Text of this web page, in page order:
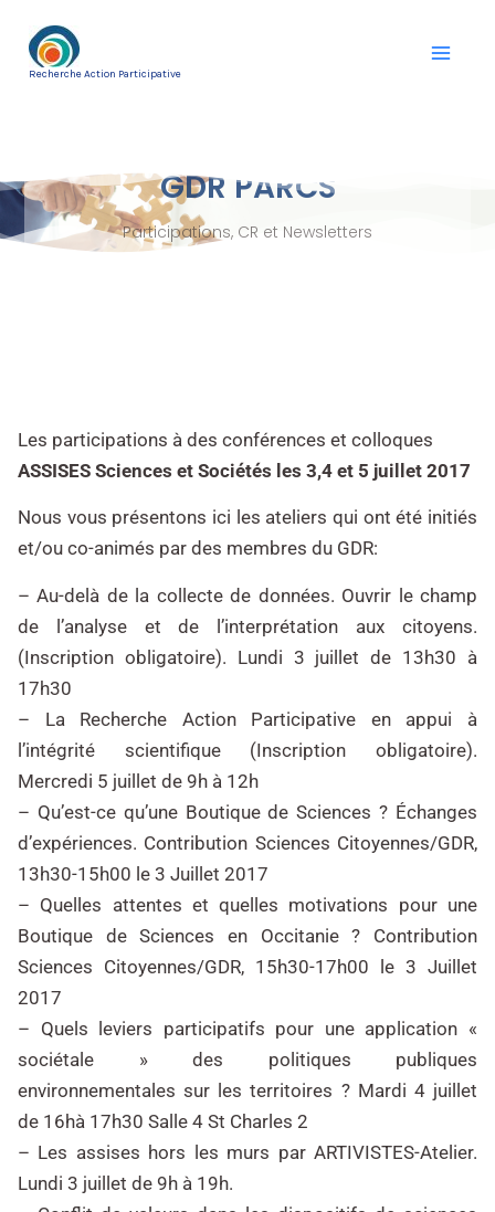
contenu
Recherche Action Participative
GDR PARCS
Participations, CR et Newsletters
Les participations à des conférences et colloques
ASSISES Sciences et Sociétés les 3,4 et 5 juillet 2017
Nous vous présentons ici les ateliers qui ont été initiés
et/ou co-animés par des membres du GDR:
– Au-delà de la collecte de données. Ouvrir le champ
de l’analyse et de l’interprétation aux citoyens.
(Inscription obligatoire). Lundi 3 juillet de 13h30 à
17h30
– La Recherche Action Participative en appui à
l’intégrité scientifique (Inscription obligatoire).
Mercredi 5 juillet de 9h à 12h
– Qu’est-ce qu’une Boutique de Sciences ? Échanges
d’expériences. Contribution Sciences Citoyennes/GDR,
13h30-15h00 le 3 Juillet 2017
– Quelles attentes et quelles motivations pour une
Boutique de Sciences en Occitanie ? Contribution
Sciences Citoyennes/GDR, 15h30-17h00 le 3 Juillet
2017
– Quels leviers participatifs pour une application «
sociétale » des politiques publiques
environnementales sur les territoires ? Mardi 4 juillet
de 16hà 17h30 Salle 4 St Charles 2
– Les assises hors les murs par ARTIVISTES-Atelier.
Lundi 3 juillet de 9h à 19h.